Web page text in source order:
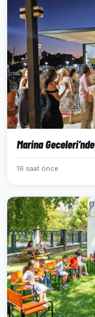
Marina
16 saat önce